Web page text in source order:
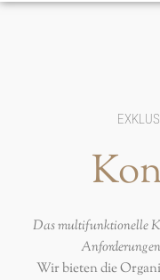
Das multifunktionelle
Wir bieten die